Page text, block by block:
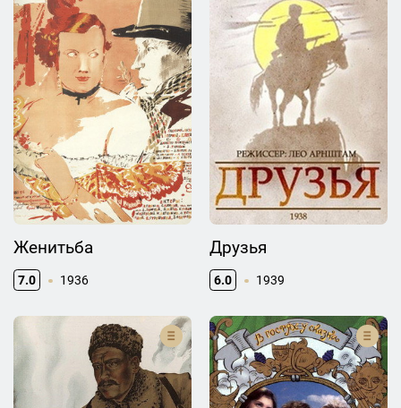
Женитьба
7.0 1936
Друзья
6.0 1939